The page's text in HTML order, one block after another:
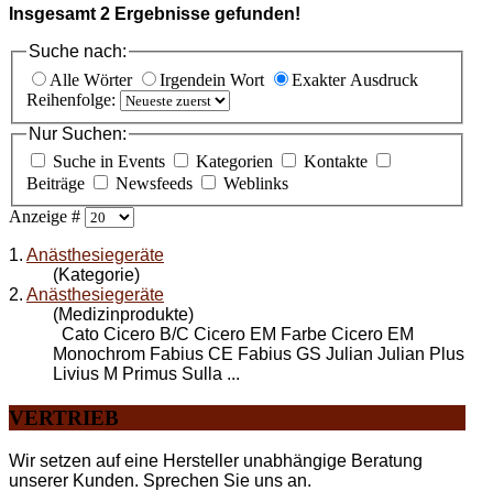
Insgesamt 2 Ergebnisse gefunden!
Suche nach:
Alle Wörter
Irgendein Wort
Exakter Ausdruck
Reihenfolge:
Nur Suchen:
Suche in Events
Kategorien
Kontakte
Beiträge
Newsfeeds
Weblinks
Anzeige #
1. Anästhesiegeräte
(Kategorie)
2. Anästhesiegeräte
(Medizinprodukte)
Cato Cicero B/C Cicero EM Farbe Cicero EM
Monochrom Fabius CE Fabius GS Julian Julian Plus
Livius M Primus Sulla ...
VERTRIEB
Wir setzen auf eine Hersteller unabhängige Beratung
unserer Kunden. Sprechen Sie uns an.